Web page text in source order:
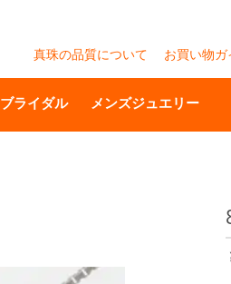
真珠の品質について お買い物ガ
ブライダル メンズジュエリー